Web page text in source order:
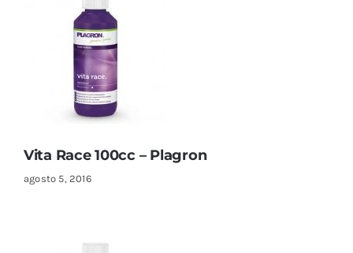
Vita Race 100cc – Plagron
agosto 5, 2016